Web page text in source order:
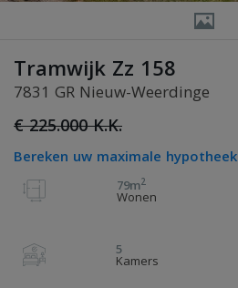
Tramwijk Zz 158
7831 GR Nieuw-Weerdinge
€ 225.000 K.K.
Bereken uw maximale hypotheek
79m2
Wonen
5
Kamers